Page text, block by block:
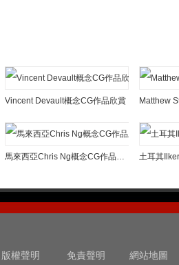
Vincent Devault概念CG作品欣賞 Matthew
馬來西亞Chris Ng概念CG作品欣賞
版權聲明 免責聲明 網站地圖